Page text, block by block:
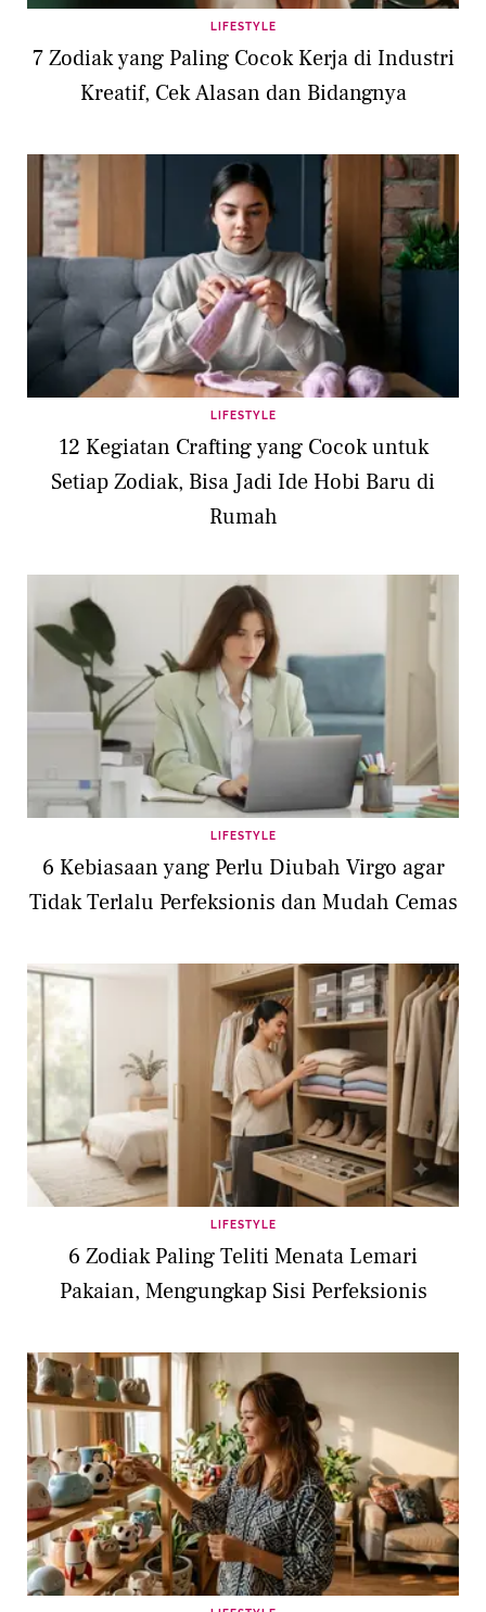
LIFESTYLE
7 Zodiak yang Paling Cocok Kerja di Industri
Kreatif, Cek Alasan dan Bidangnya
LIFESTYLE
12 Kegiatan Crafting yang Cocok untuk
Setiap Zodiak, Bisa Jadi Ide Hobi Baru di
Rumah
LIFESTYLE
6 Kebiasaan yang Perlu Diubah Virgo agar
Tidak Terlalu Perfeksionis dan Mudah Cemas
LIFESTYLE
6 Zodiak Paling Teliti Menata Lemari
Pakaian, Mengungkap Sisi Perfeksionis